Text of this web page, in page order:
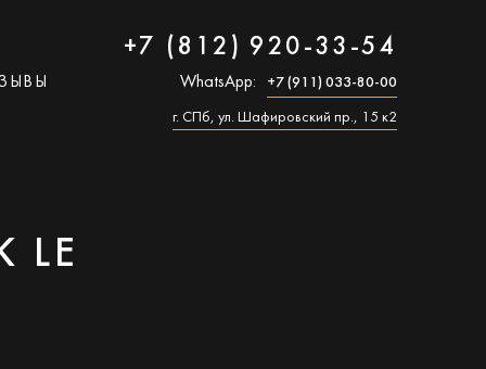
+7 (812) 920-33-54
WhatsApp: +7 (911) 033-80-00
г. СПб, ул. Шафировский пр., 15 к2
LE